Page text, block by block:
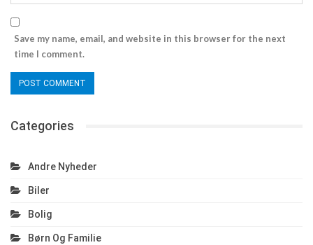
Save my name, email, and website in this browser for the next
time I comment.
Categories
Andre Nyheder
Biler
Bolig
Børn Og Familie